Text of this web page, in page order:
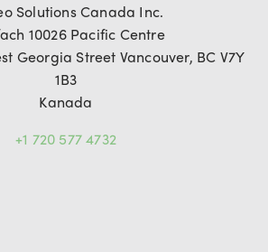
Solutions Canada Inc.
10026 Pacific Centre
Georgia Street Vancouver, BC V7Y
1B3
Kanada
+1 720 577 4732